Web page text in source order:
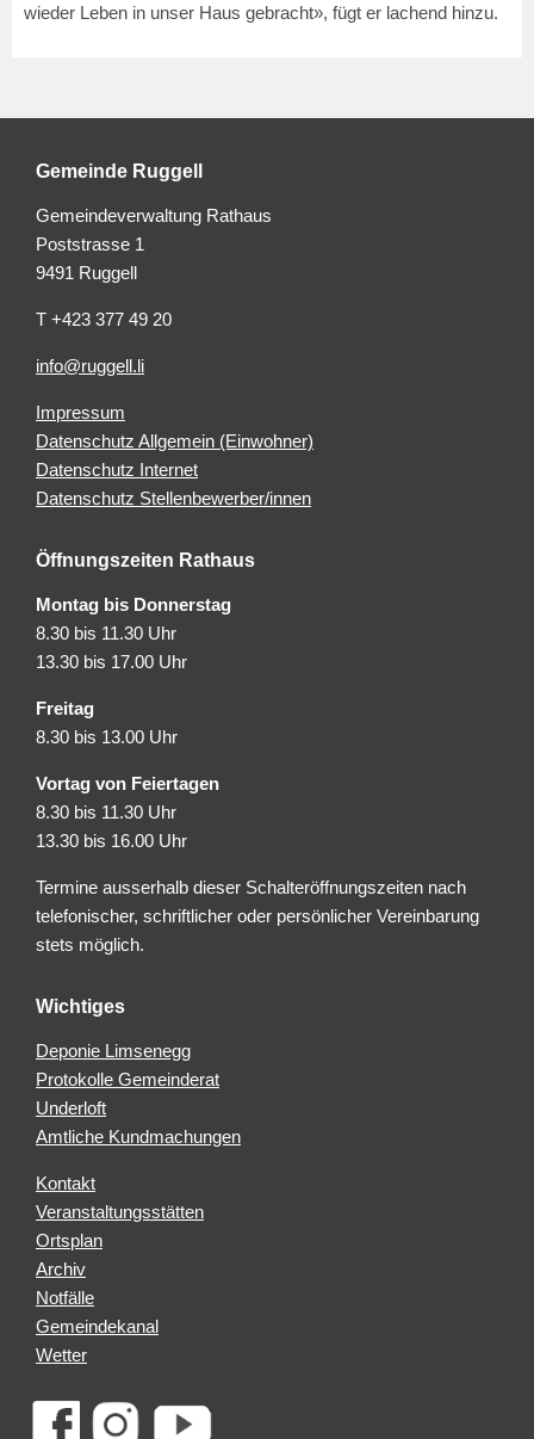
wieder Leben in unser Haus gebracht», fügt er lachend hinzu.
Gemeinde Ruggell
Gemeindeverwaltung Rathaus
Poststrasse 1
9491 Ruggell
T +423 377 49 20
info@ruggell.li
Impressum
Datenschutz Allgemein (Einwohner)
Datenschutz Internet
Datenschutz Stellenbewerber/innen
Öffnungszeiten Rathaus
Montag bis Donnerstag
8.30 bis 11.30 Uhr
13.30 bis 17.00 Uhr
Freitag
8.30 bis 13.00 Uhr
Vortag von Feiertagen
8.30 bis 11.30 Uhr
13.30 bis 16.00 Uhr
Termine ausserhalb dieser Schalteröffnungszeiten nach
telefonischer, schriftlicher oder persönlicher Vereinbarung
stets möglich.
Wichtiges
Deponie Limsenegg
Protokolle Gemeinderat
Underloft
Amtliche Kundmachungen
Kontakt
Veranstaltungsstätten
Ortsplan
Archiv
Notfälle
Gemeindekanal
Wetter